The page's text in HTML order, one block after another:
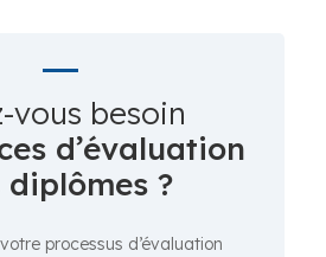
vous besoin
d’évaluation
diplômes ?
processus d’évaluation